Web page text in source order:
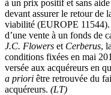
à un prix positif et sans
devant assurer le retour de
viabilité (EUROPE
d’une vente à un fonds de
J.C. Flowers et Cerberus,
conditions fixées en mai
versée aux acquéreurs en
a priori être retrouvée du
acquéreurs. (LT)